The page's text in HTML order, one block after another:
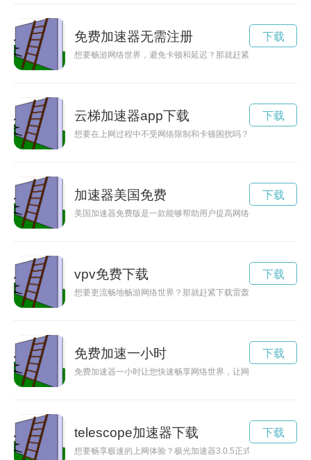
免费加速器无需注册
想要畅游网络世界，避免卡顿和延迟？那就赶紧注册试用一个
下载
云梯加速器app下载
想要在上网过程中不受网络限制和卡顿困扰吗？现在有一款云
下载
加速器美国免费
美国加速器免费版是一款能够帮助用户提高网络连接速度，解
下载
vpv免费下载
想要更流畅地畅游网络世界？那就赶紧下载雷轰加速器app官
下载
免费加速一小时
免费加速器一小时让您快速畅享网络世界，让网页加载更快、
下载
telescope加速器下载
想要畅享极速的上网体验？极光加速器3.0.5正式发布！从此告
下载